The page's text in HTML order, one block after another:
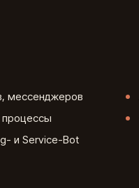
мессенджеров
процессы
и Service-Bot